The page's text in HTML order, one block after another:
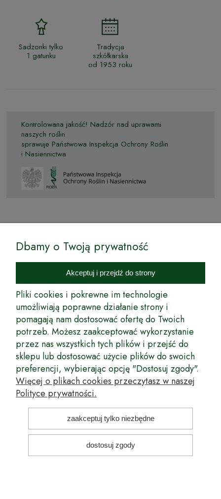
Sadzonki tylko
1 gatunku
Tradycja
szkółkarska
od 1953 roku
Kontrolowana jakość! Nadzór nad uprawami
naszych roślin
sprawuje Państwowa Inspekcja Ochrony Roślin
i Nasiennictwa
Internetowy Sklep Ogrodniczy Podkarpackie Sady to inicjatywa
podkarpackich szkółkarzy, której zamierzeniem jest wprowadzenie na
rynek wysokiej jakości drzewek owocowych, drzewek ozdobnych oraz
innych produktów pozwalających na uprawianie zarówno małych, jak
i dużych sadów oraz ogrodów.
Wspólnie stworzyliśmy dla Państwa kompleksową ofertę - wspaniałe
produkty, dary ziemi ze szkółek drzewek ozdobnych i owocowych,
których tradycje sięgają roku 1953. Drzewka produkowane są
z najwyższą starannością przez trzecie pokolenie plantatorów.
Długoletnie Doświadczenie sprawiło, że wszystkie drzewka cechuje
duża odporność na zmienne warunki atmosferyczne naszego klimatu
oraz niezwykły urodzaj. W ofercie naszego internetowego sklepu
ogrodniczego: drzewka owocowe, krzewy owocowe, drzewka
ozdobne, odmiany jabłoni, sadzonki drzew owocowych, borówka
amerykańska, róże wielkokwiatowe, odmiany czereśni, odmiany śliwek
Nasze motto brzmi: Z myślą o Twoim ogrodzie... Przekonaj się o tym
kupując drzewka w naszym sklepie!
Dbamy o Twoją prywatność
Akceptuj i przejdź do strony
Pliki cookies i pokrewne im technologie
umożliwiają poprawne działanie strony i
pomagają nam dostosować ofertę do Twoich
potrzeb. Możesz zaakceptować wykorzystanie
przez nas wszystkich tych plików i przejść do
sklepu lub dostosować użycie plików do swoich
preferencji, wybierając opcję "Dostosuj zgody".
Więcej o plikach cookies przeczytasz w naszej
Polityce prywatności.
zaakceptuj tylko niezbędne
dostosuj zgody